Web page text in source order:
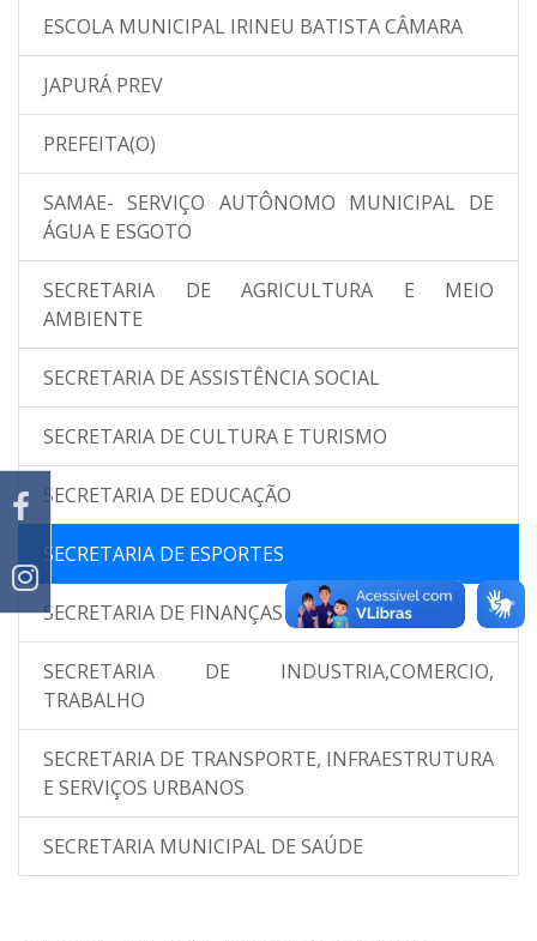
ESCOLA MUNICIPAL IRINEU BATISTA CÂMARA
JAPURÁ PREV
PREFEITA(O)
SAMAE- SERVIÇO AUTÔNOMO MUNICIPAL DE
ÁGUA E ESGOTO
SECRETARIA DE AGRICULTURA E MEIO
AMBIENTE
SECRETARIA DE ASSISTÊNCIA SOCIAL
SECRETARIA DE CULTURA E TURISMO
SECRETARIA DE EDUCAÇÃO
SECRETARIA DE ESPORTES
SECRETARIA DE FINANÇAS E CONTABILIDADE
SECRETARIA DE INDUSTRIA,COMERCIO,
TRABALHO
SECRETARIA DE TRANSPORTE, INFRAESTRUTURA
E SERVIÇOS URBANOS
SECRETARIA MUNICIPAL DE SAÚDE